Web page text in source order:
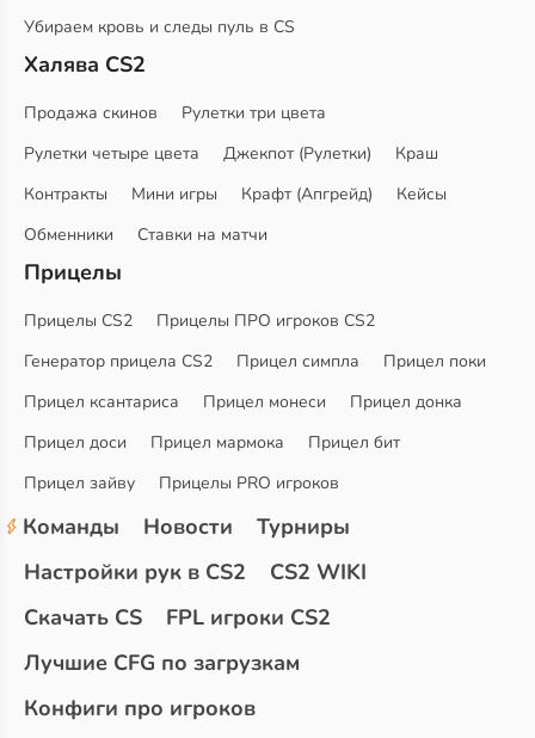
Убираем кровь и следы пуль в CS
Халява CS2
Продажа скинов
Рулетки три цвета
Рулетки четыре цвета
Джекпот (Рулетки)
Краш
Контракты
Мини игры Крафт (Апгрейд)
Кейсы
Обменники
Ставки на матчи
Прицелы
Прицелы CS2
Прицелы ПРО игроков CS2
Генератор прицела CS2
Прицел симпла
Прицел поки
Прицел ксантариса
Прицел монеси
Прицел донка
Прицел доси
Прицел мармока
Прицел бит
Прицел зайву
Прицелы PRO игроков
Команды Новости
Турниры
Настройки рук в CS2
CS2 WIKI
Скачать CS
FPL игроки CS2
Лучшие CFG по загрузкам
Конфиги про игроков